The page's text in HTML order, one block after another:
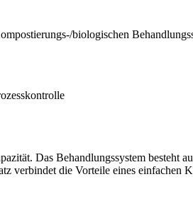
biologischen
Das Behandlungssystem besteht
die Vorteile eines einfachen